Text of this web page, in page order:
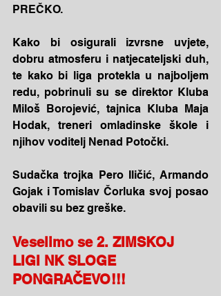
PREČKO.
Kako bi osigurali izvrsne uvjete,
dobru atmosferu i natjecateljski duh,
te kako bi liga protekla u najboljem
redu, pobrinuli su se direktor Kluba
Miloš Borojević, tajnica Kluba Maja
Hodak, treneri omladinske škole i
njihov voditelj Nenad Potočki.
Sudačka trojka Pero Iličić, Armando
Gojak i Tomislav Čorluka svoj posao
obavili su bez greške.
Veselimo se 2. ZIMSKOJ
LIGI NK SLOGE
PONGRAČEVO!!!